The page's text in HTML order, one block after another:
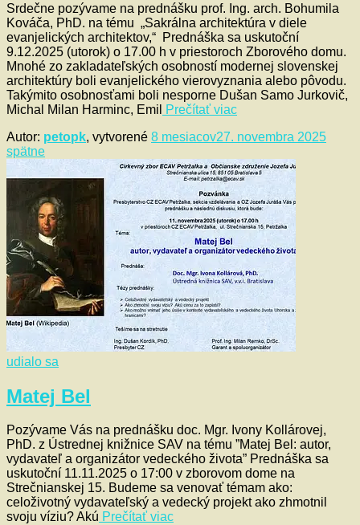
Srdečne pozývame na prednášku prof. Ing. arch. Bohumila
Kováča, PhD. na tému „Sakrálna architektúra v diele
evanjelických architektov,“ Prednáška sa uskutoční
9.12.2025 (utorok) o 17.00 h v priestoroch Zborového domu.
Mnohé zo zakladateľských osobností modernej slovenskej
architektúry boli evanjelického vierovyznania alebo pôvodu.
Takýmito osobnosťami boli nesporne Dušan Samo Jurkovič,
Michal Milan Harminc, Emil
Prečítať viac
Autor: petopk, vytvorené 8 mesiacov27. novembra 2025
spätne
udialo sa
Matej Bel
Pozývame Vás na prednášku doc. Mgr. Ivony Kollárovej,
PhD. z Ústrednej knižnice SAV na tému ”Matej Bel: autor,
vydavateľ a organizátor vedeckého života” Prednáška sa
uskutoční 11.11.2025 o 17:00 v zborovom dome na
Strečnianskej 15. Budeme sa venovať témam ako:
celoživotný vydavateľský a vedecký projekt ako zhmotnil
svoju víziu? Akú Prečítať viac